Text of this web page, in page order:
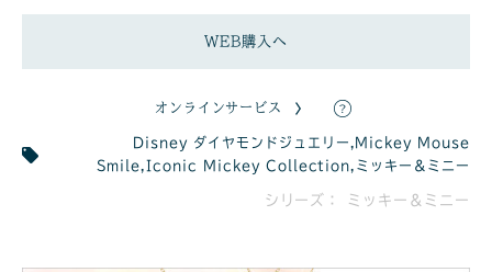
WEB購入へ
オンラインサービス
Disney ダイヤモンドジュエリー
Mickey Mouse
Smile ,Iconic Mickey Collection ミッキー＆ミニー
シリーズ： ミッキー＆ミニー